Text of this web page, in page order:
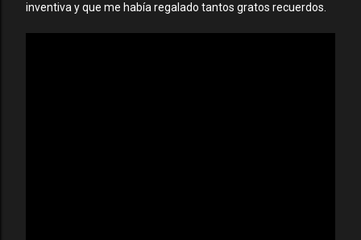
inventiva y que me había regalado tantos gratos recuerdos.